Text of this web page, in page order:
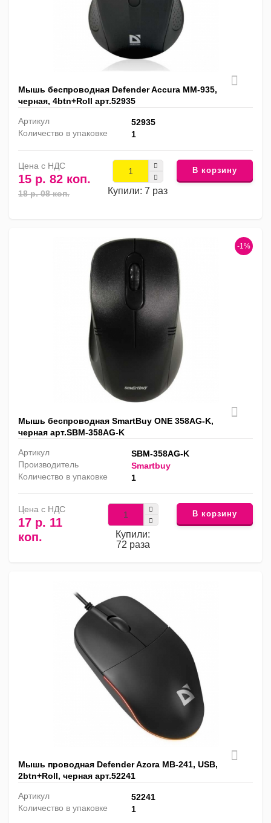
Мышь беспроводная Defender Accura MM-935,
черная, 4btn+Roll арт.52935
Артикул
52935
Количество в упаковке
1
Цена с НДС
15 р. 82 коп.
18 р. 08 коп. Купили: 7 раз
В корзину
-1%
Мышь беспроводная SmartBuy ONE 358AG-K,
черная арт.SBM-358AG-K
Артикул
SBM-358AG-K
Производитель
Smartbuy
Количество в упаковке
1
Цена с НДС
17 р. 11
коп.
Купили:
72 раза
В корзину
Мышь проводная Defender Azora MB-241, USB,
2btn+Roll, черная арт.52241
Артикул
52241
Количество в упаковке
1